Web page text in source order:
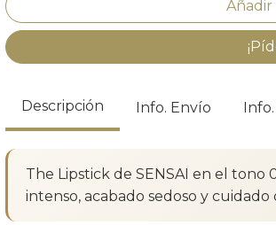
Descripción Info. Envío
The Lipstick de SENSAI en el tono
intenso, acabado sedoso y